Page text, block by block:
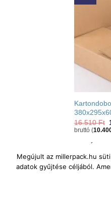
16.510Ft
bruttó (
Megújult az millerpack.hu
adatok gyűjtése céljából.